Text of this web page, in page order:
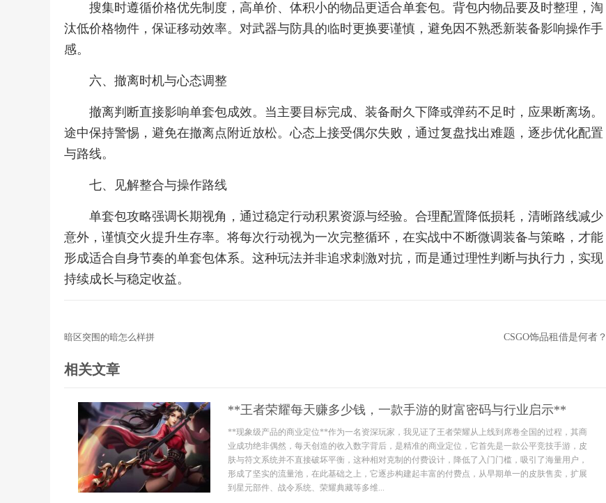
搜集时遵循价格优先制度，高单价、体积小的物品更适合单套包。背包内物品要及时整理，淘
汰低价格物件，保证移动效率。对武器与防具的临时更换要谨慎，避免因不熟悉新装备影响操作手
感。
六、撤离时机与心态调整
撤离判断直接影响单套包成效。当主要目标完成、装备耐久下降或弹药不足时，应果断离场。
途中保持警惕，避免在撤离点附近放松。心态上接受偶尔失败，通过复盘找出难题，逐步优化配置
与路线。
七、见解整合与操作路线
单套包攻略强调长期视角，通过稳定行动积累资源与经验。合理配置降低损耗，清晰路线减少
意外，谨慎交火提升生存率。将每次行动视为一次完整循环，在实战中不断微调装备与策略，才能
形成适合自身节奏的单套包体系。这种玩法并非追求刺激对抗，而是通过理性判断与执行力，实现
持续成长与稳定收益。
暗区突围的暗怎么样拼 CSGO饰品租借是何者？
相关文章
**王者荣耀每天赚多少钱，一款手游的财富密码与行业启示**
**现象级产品的商业定位**作为一名资深玩家，我见证了王者荣耀从上线到席卷全国的过程，其商
业成功绝非偶然，每天创造的收入数字背后，是精准的商业定位，它首先是一款公平竞技手游，皮
肤与符文系统并不直接破坏平衡，这种相对克制的付费设计，降低了入门门槛，吸引了海量用户，
形成了坚实的流量池，在此基础之上，它逐步构建起丰富的付费点，从早期单一的皮肤售卖，扩展
到星元部件、战令系统、荣耀典藏等多维...